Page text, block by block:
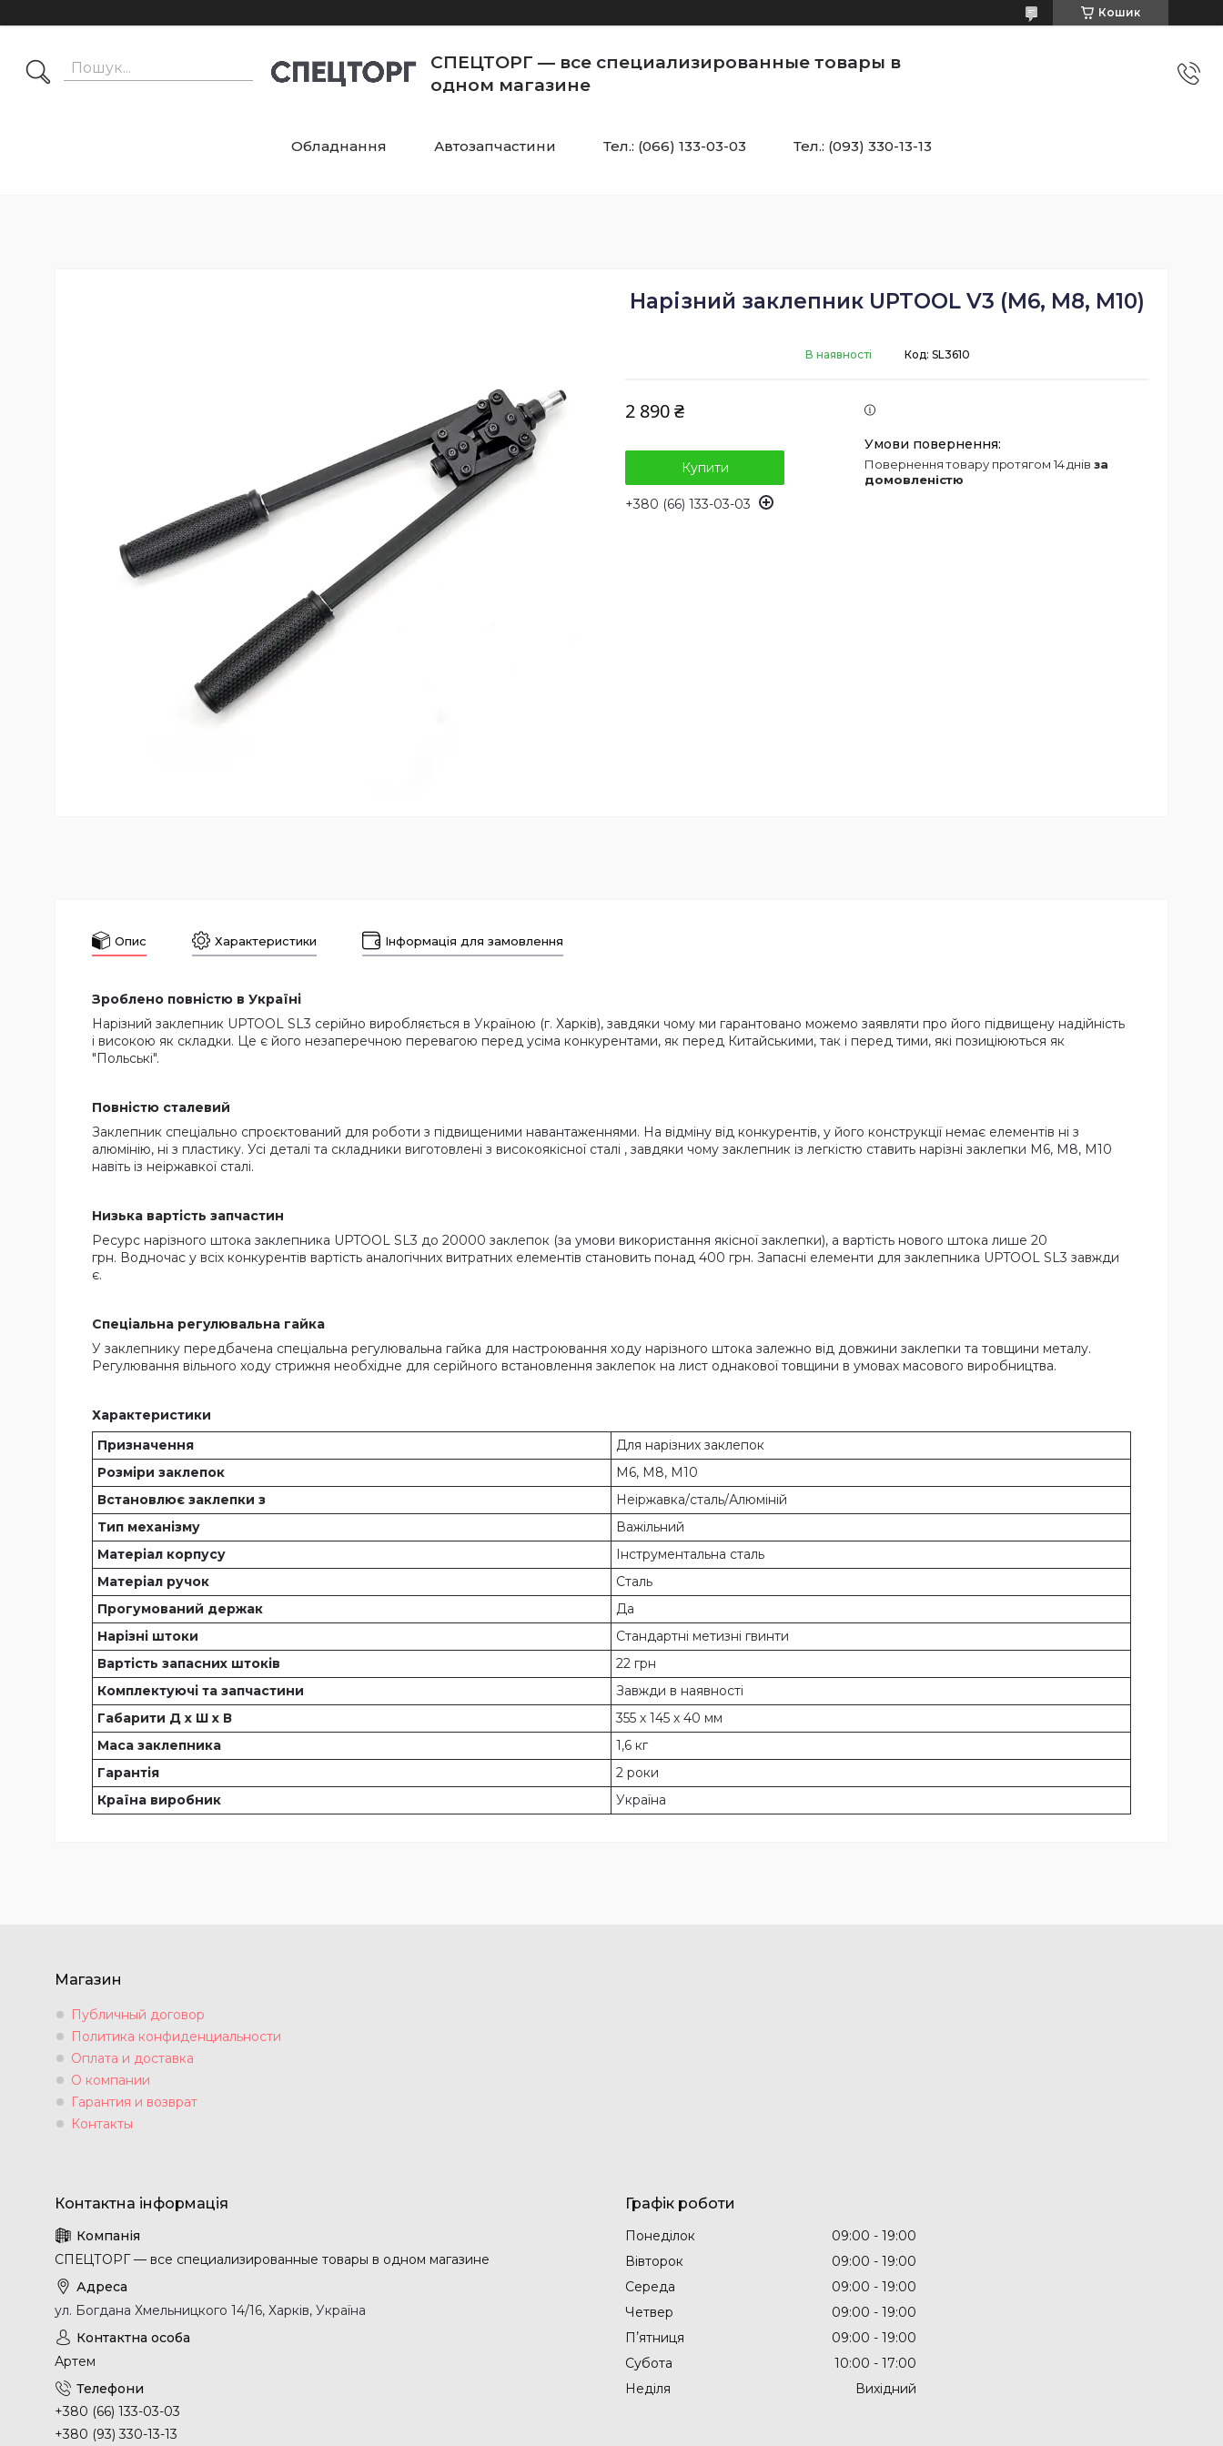
Кошик
СПЕЦТОРГ — все специализированные товары в
одном магазине
Обладнання Автозапчастини Тел.: (066) 133-03-03 Тел.: (093) 330-13-13
Нарізний заклепник UPTOOL V3 (М6, М8, М10)
В наявності Код: SL3610
2 890 ₴
Купити
+380 (66) 133-03-03
повернення товару протягом 14 днів за
домовленістю
Опис Характеристики Інформація для замовлення
Зроблено повністю в Україні
Нарізний заклепник UPTOOL SL3 серійно виробляється в Україною (г. Харків), завдяки чому ми гарантовано можемо заявляти про його підвищену надійність
і високою як складки. Це є його незаперечною перевагою перед усіма конкурентами, як перед Китайськими, так і перед тими, які позиціюються як
"Польські".
Повністю сталевий
Заклепник спеціально спроєктований для роботи з підвищеними навантаженнями. На відміну від конкурентів, у його конструкції немає елементів ні з
алюмінію, ні з пластику. Усі деталі та складники виготовлені з високоякісної сталі , завдяки чому заклепник із легкістю ставить нарізні заклепки М6, М8, М10
навіть із неіржавкої сталі.
Низька вартість запчастин
Ресурс нарізного штока заклепника UPTOOL SL3 до 20000 заклепок (за умови використання якісної заклепки), а вартість нового штока лише 20
грн. Водночас у всіх конкурентів вартість аналогічних витратних елементів становить понад 400 грн. Запасні елементи для заклепника UPTOOL SL3 завжди
є.
Спеціальна регулювальна гайка
У заклепнику передбачена спеціальна регулювальна гайка для настроювання ходу нарізного штока залежно від довжини заклепки та товщини металу.
Регулювання вільного ходу стрижня необхідне для серійного встановлення заклепок на лист однакової товщини в умовах масового виробництва.
Характеристики
Призначення
Для нарізних заклепок
Розміри заклепок
М6, М8, М10
Встановлює заклепки з
Неіржавка/сталь/Алюміній
Тип механізму
Важільний
Матеріал корпусу
Інструментальна сталь
Матеріал ручок
Сталь
Прогумований держак
Да
Нарізні штоки
Стандартні метизні гвинти
Вартість запасних штоків
22 грн
Комплектуючі та запчастини
Завжди в наявності
Габарити Д х Ш х В
355 х 145 х 40 мм
Маса заклепника
1,6 кг
Гарантія
2 роки
Країна виробник
Україна
Магазин
Публичный договор
Политика конфиденциальности
Оплата и доставка
О компании
Гарантия и возврат
Контакты
СПЕЦТОРГ — все специализированные товары в одном магазине
ул. Богдана Хмельницкого 14/16, Харків, Україна
Артем
+380 (66) 133-03-03
+380 (93) 330-13-13
Графік роботи
Понеділок 09:00
19:00
Вівторок
09:00
19:00
Середа
09:00
19:00
Четвер
09:00
19:00
Пʼятниця
09:00
19:00
Субота
10:00
17:00
Неділя
Вихідний